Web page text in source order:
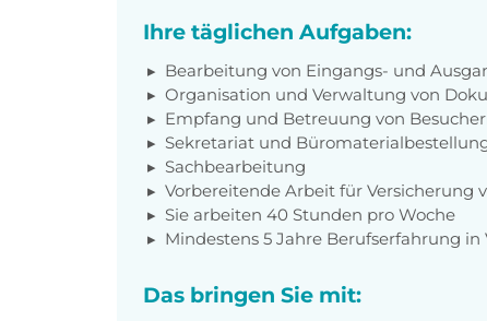
Ihre täglichen Aufgaben:
Bearbeitung von Eingangs- und
Organisation und Verwaltung von
Empfang und Betreuung von
Sekretariat und
Sachbearbeitung
Vorbereitende Arbeit für Versicherung
Sie arbeiten 40 Stunden pro Woche
Mindestens 5 Jahre Berufserfahrung in
Das bringen Sie mit: